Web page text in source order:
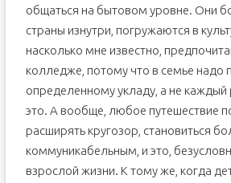
общаться на бытовом уровне. Они
страны изнутри, погружаются в
насколько мне известно,
колледже, потому что в семье надо
определенному укладу, а не
это. А вообще, любое путешествие
расширять кругозор, становиться
коммуникабельным, и это,
взрослой жизни. К тому же, когда